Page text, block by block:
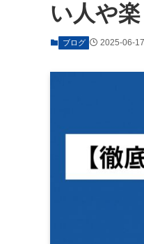
い人や
ブログ 2025-06-17